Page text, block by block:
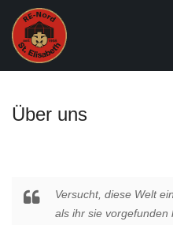
Über uns
Versucht, diese Welt
als ihr sie vorgefunden